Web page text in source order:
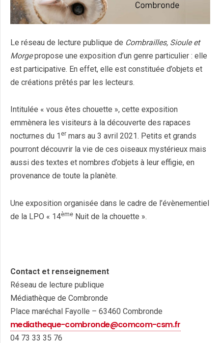
Le réseau de lecture publique de Combrailles, Sioule et
Morgepropose une exposition d’un genre particulier : elle
est participative. En effet, elle est constituée d’objets et
de créations prêtés par les lecteurs.
Intitulée « vous êtes chouette », cette exposition
emmènera les visiteurs à la découverte des rapaces
nocturnes du 1 er mars au 3 avril 2021. Petits et grands
pourront découvrir la vie de ces oiseaux mystérieux mais
aussi des textes et nombres d’objets à leur effigie, en
provenance de toute la planète.
Une exposition organisée dans le cadre de l’évènementiel
de la LPO « 14ème Nuit de la chouette ».
Contact et renseignement
Réseau de lecture publique
Médiathèque de Combronde
Place maréchal Fayolle – 63460 Combronde
mediatheque-combronde@comcom-csm.fr
04 73 33 35 76